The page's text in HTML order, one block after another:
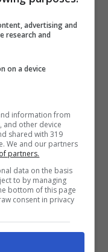
un’altra
del mezzo. Se
fermare il
guidatore,
di tempo
advertising and
research and
on a device
information from
and other device
shared with 319
We and our partners
partners.
data on the basis
to by managing
bottom of this page
consent in privacy